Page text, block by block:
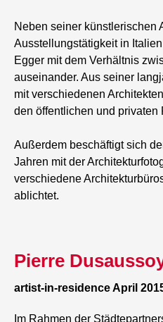
Neben seiner künstlerischen
Ausstellungstätigkeit in
Egger mit dem Verhältnis
auseinander. Aus seiner
mit verschiedenen
den öffentlichen und privaten
Außerdem beschäftigt sich
Jahren mit der
verschiedene
ablichtet.
Pierre
artist-in-residence April
Im Rahmen der